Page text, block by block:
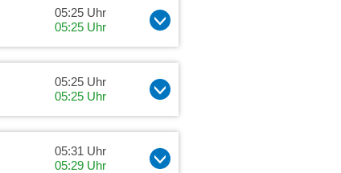
05:25 Uhr
05:25 Uhr
05:25 Uhr
05:25 Uhr
05:31 Uhr
05:29 Uhr